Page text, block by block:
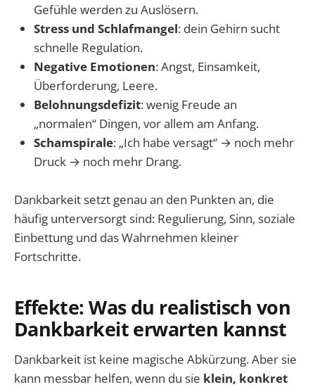
Gefühle werden zu Auslösern.
Stress und Schlafmangel: dein Gehirn sucht
schnelle Regulation.
Negative Emotionen: Angst, Einsamkeit,
Überforderung, Leere.
Belohnungsdefizit: wenig Freude an
„normalen“ Dingen, vor allem am Anfang.
Schamspirale: „Ich habe versagt“ → noch mehr
Druck → noch mehr Drang.
Dankbarkeit setzt genau an den Punkten an, die
häufig unterversorgt sind: Regulierung, Sinn, soziale
Einbettung und das Wahrnehmen kleiner
Fortschritte.
Effekte: Was du realistisch von
Dankbarkeit erwarten kannst
Dankbarkeit ist keine magische Abkürzung. Aber sie
kann messbar helfen, wenn du sie klein, konkret